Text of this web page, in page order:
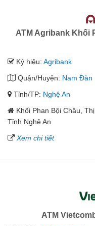
ATM Agribank Khối
Ký hiệu: Agribank
Quận/Huyện: Nam Đàn
Tỉnh/TP: Nghệ An
Khối Phan Bội Châu,
Tỉnh Nghệ An
Xem chi tiết
ATM